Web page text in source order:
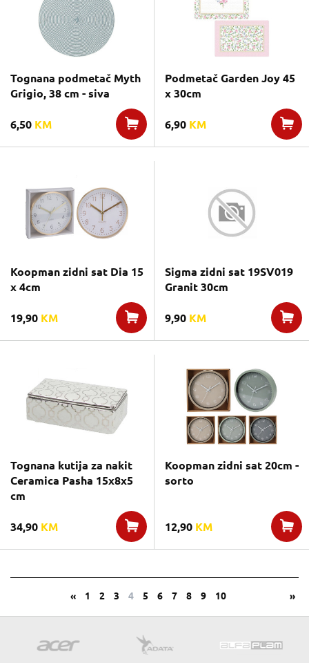
Tognana podmetač Myth
Grigio, 38 cm - siva
6,50 KM
Podmetač Garden Joy 45
x 30cm
6,90 KM
Koopman zidni sat Dia 15
x 4cm
19,90 KM
Sigma zidni sat 19SV019
Granit 30cm
9,90 KM
Tognana kutija za nakit
Ceramica Pasha 15x8x5
cm
34,90 KM
Koopman zidni sat 20cm -
sorto
12,90 KM
« 1 2 3 4 5 6 7 8 9 10 »